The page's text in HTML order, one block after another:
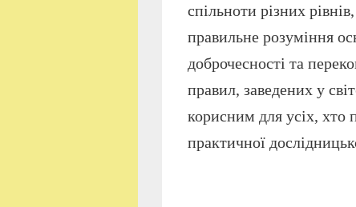
спільноти різних
правильне розуміння
доброчесності та
правил, заведених у
корисним для усіх, хто
практичної